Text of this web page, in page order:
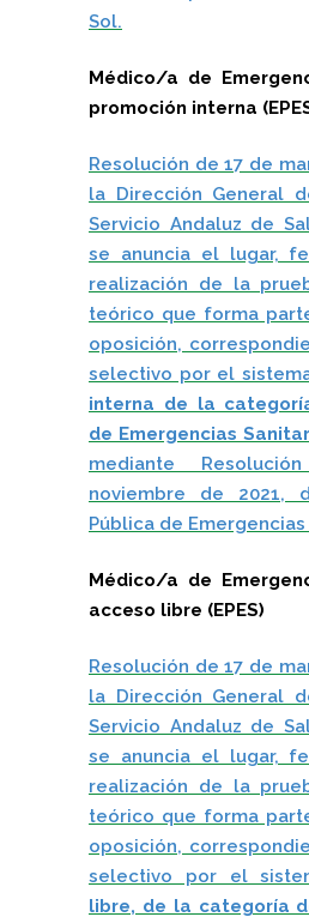
Sol.
Médico/a de
promoción interna
Resolución de 17 de
la Dirección General
Servicio Andaluz de
se anuncia el lugar,
realización de la
teórico que forma
oposición,
selectivo por el
interna de la
de Emergencias
mediante
noviembre de 2021,
Pública de Emergencias
Médico/a de
acceso libre (EPES)
Resolución de 17 de
la Dirección General
Servicio Andaluz de
se anuncia el lugar,
realización de la
teórico que forma
oposición,
selectivo por el
libre, de la categoría